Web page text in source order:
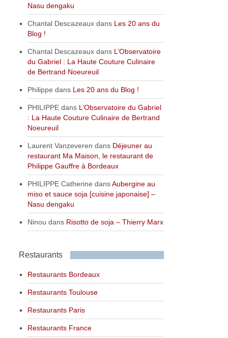
Nasu dengaku
Chantal Descazeaux dans Les 20 ans du
Blog !
Chantal Descazeaux dans L’Observatoire
du Gabriel : La Haute Couture Culinaire
de Bertrand Noeureuil
Philippe dans Les 20 ans du Blog !
PHILIPPE dans L’Observatoire du Gabriel
: La Haute Couture Culinaire de Bertrand
Noeureuil
Laurent Vanzeveren dans Déjeuner au
restaurant Ma Maison, le restaurant de
Philippe Gauffre à Bordeaux
PHILIPPE Catherine dansAubergine au
miso et sauce soja [cuisine japonaise] –
Nasu dengaku
Ninou dans Risotto de soja – Thierry Marx
Restaurants
Restaurants Bordeaux
Restaurants Toulouse
Restaurants Paris
Restaurants France